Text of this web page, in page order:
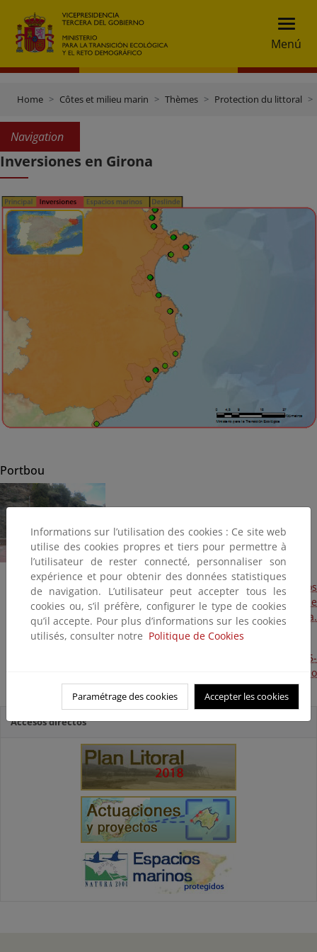
Menú
Home Côtes et milieu marin Thèmes Protection du littoral
Navigation
Inversiones en Girona
Portbou
Obra de emergencia para la reparación de los daños
producidos por los temporales del mes de diciembre de
2016 en las costas de la provincia de Girona.
Desprendimiento sobre el paseo de Portbou (Terminada)
Mantenimiento y conservación de la costa de Girona 2015-
2016. Consolidación de acantilado al norte del Paseo
Marítimo de Portbou (Próxima ejecución)
Accesos directos
Informations sur l’utilisation des cookies : Ce site web
utilise des cookies propres et tiers pour permettre à
l’utilisateur de rester connecté, personnaliser son
expérience et pour obtenir des données statistiques
de navigation. L’utilisateur peut accepter tous les
cookies ou, s’il préfère, configurer le type de cookies
qu’il accepte. Pour plus d’informations sur les cookies
utilisés, consulter notre Politique de Cookies
Paramétrage des cookies Accepter les cookies